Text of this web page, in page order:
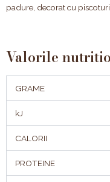
padure, decorat cu
Valorile
GRAME
kJ
CALORII
PROTEINE